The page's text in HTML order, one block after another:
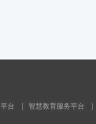
台 | 智慧教育服务平台 |